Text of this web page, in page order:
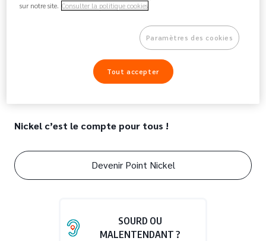
Nickel c’est le compte pour tous !
Devenir Point Nickel
SOURD OU
MALENTENDANT ?
sur notre site. Consulter la politique cookies
Paramètres des cookies
Tout accepter